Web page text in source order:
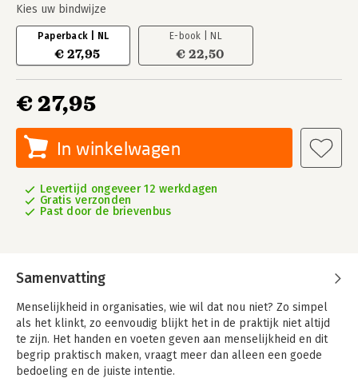
Kies uw bindwijze
Paperback | NL
€ 27,95
E-book | NL
€ 22,50
€ 27,95
In winkelwagen
Levertijd ongeveer 12 werkdagen
Gratis verzonden
Past door de brievenbus
Samenvatting
Menselijkheid in organisaties, wie wil dat nou niet? Zo simpel
als het klinkt, zo eenvoudig blijkt het in de praktijk niet altijd
te zijn. Het handen en voeten geven aan menselijkheid en dit
begrip praktisch maken, vraagt meer dan alleen een goede
bedoeling en de juiste intentie.